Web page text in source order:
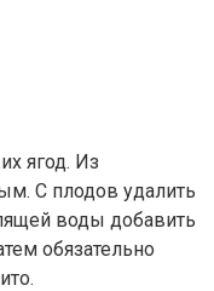
ягод. Из
С плодов удалить
воды добавить
обязательно